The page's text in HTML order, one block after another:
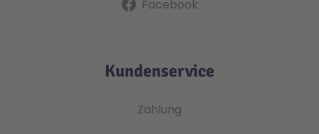
Facebook
Kundenservice
Zahlung